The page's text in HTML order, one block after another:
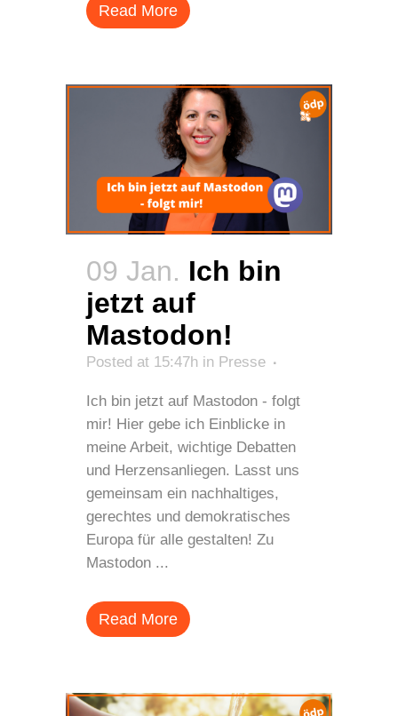
Read More
09 Jan. Ich bin
jetzt auf
Mastodon!
Posted at 15:47h in Presse
Ich bin jetzt auf Mastodon - folgt
mir! Hier gebe ich Einblicke in
meine Arbeit, wichtige Debatten
und Herzensanliegen. Lasst uns
gemeinsam ein nachhaltiges,
gerechtes und demokratisches
Europa für alle gestalten! Zu
Mastodon ...
Read More